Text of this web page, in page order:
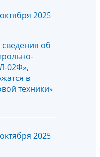
2025
об
02Ф»,
в
техники»
2025